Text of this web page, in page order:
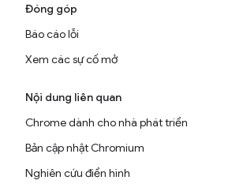
Đóng góp
Báo cáo lỗi
Xem các sự cố mở
Nội dung liên quan
Chrome dành cho nhà phát triển
Bản cập nhật Chromium
Nghiên cứu điển hình